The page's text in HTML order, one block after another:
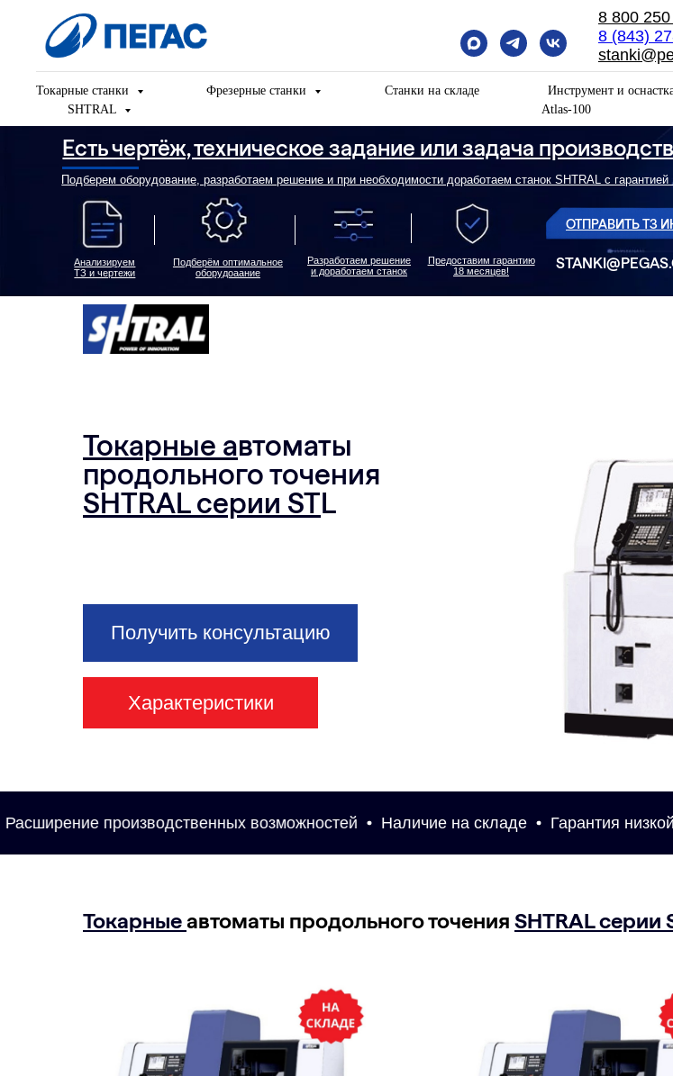
8 800
8 (843)
Токарные станки Фрезерные станки Станки на складе Инструмент и
SHTRAL
Atlas-100
Есть чертёж, техническое задание или задача производства?
Подберем оборудование, разработаем решение и при необходимости доработаем станок SHTRAL с гарантией 18 месяцев!
Анализируем
ТЗ и чертежи
Подберём оптимальное
оборудоаание
Разработаем решение
и доработаем станок
Предоставим гарантию
18 месяцев! STANKI@PEGAS.COMPANY
Токарные автоматы
продольного точения
SHTRAL серии STL
Получить консультацию
Характеристики
производственных возможностей Наличие на складе Гарантия низкой
Токарныеавтоматы продольного точения SHTRAL серии